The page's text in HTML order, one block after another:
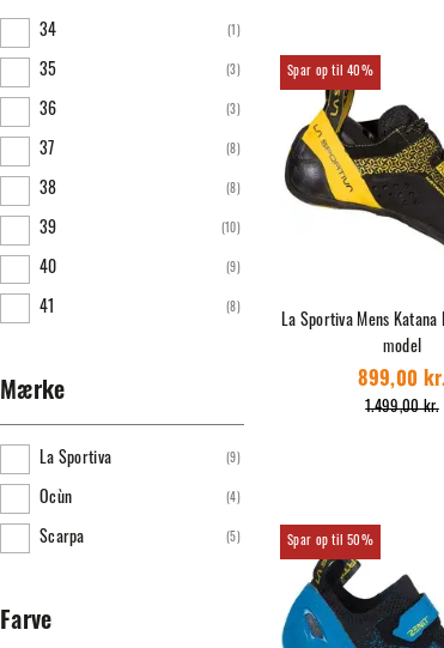
34 ( 1 )
35 (3 )
36 (3
37 (8
38 (8
39 10
40 (9
41 (8
43
44 (8)
45 (7)
46 (9)
47 (5)
49
Mærke
La Sportiva (9
Ocùn (4
Scarpa (5
Farve
40%
La Sportiva Mens Katana
model
1.499,00 kr.
899,00
50%